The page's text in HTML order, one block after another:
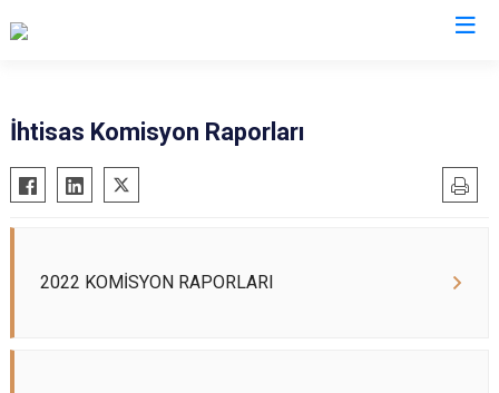
İhtisas Komisyon Raporları
2022 KOMİSYON RAPORLARI